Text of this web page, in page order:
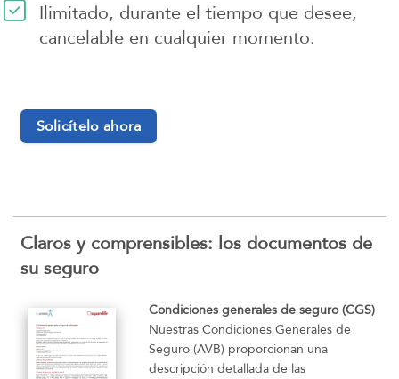
Ilimitado, durante el tiempo que desee,
cancelable en cualquier momento.
Solicítelo ahora
Claros y comprensibles: los documentos de
su seguro
Condiciones generales de seguro (CGS)
Nuestras Condiciones Generales de
Seguro (AVB) proporcionan una
descripción detallada de las